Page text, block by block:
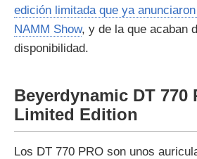
edición limitada que ya
NAMM Show, y de la que acaban
disponibilidad.
Beyerdynamic DT 770
Limited Edition
Los DT 770 PRO son unos